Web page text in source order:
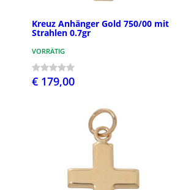
Kreuz Anhänger Gold 750/00 mit
Strahlen 0.7gr
VORRÄTIG
€ 179,00